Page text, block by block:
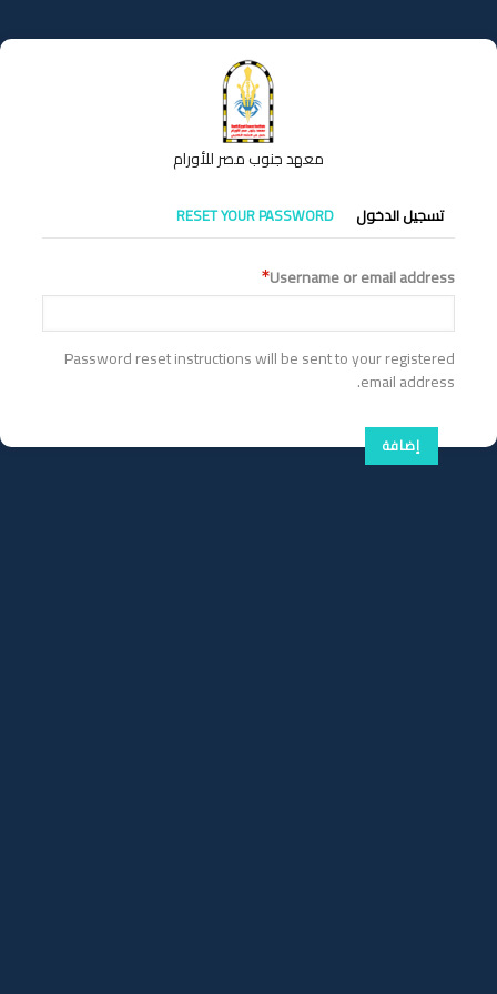
إلى
المحتوى
معهد جنوب مصر للأورام
التبويبات
الأساسية
تسجيل الدخول RESET YOUR PASSWORD
Username or email address
Password reset instructions will be sent to your registered
email address.